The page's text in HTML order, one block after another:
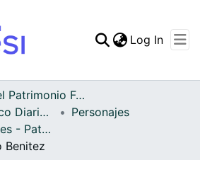
Statistics
Log In
Archivo del Patrimonio Fotográfico y Fílmico del Valle del Cauca
Fondo Fotográfico Diario Occidente
Personajes
FFDO - Personajes - Patrimonial
Benitez